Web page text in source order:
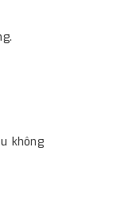
không